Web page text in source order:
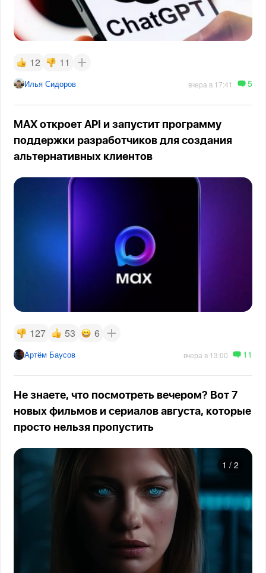
12 11
Илья Сидоров вчера в 17:41 5
MAX откроет API и запустит программу
поддержки разработчиков для создания
альтернативных клиентов
127 53 6
Артём Баусов вчера в 13:00 11
Не знаете, что посмотреть вечером? Вот 7
новых фильмов и сериалов августа, которые
просто нельзя пропустить
1 / 2